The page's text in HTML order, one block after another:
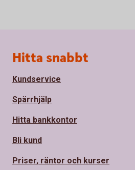
Sidfot
Hitta snabbt
Kundservice
Spärrhjälp
Hitta bankkontor
Bli kund
Priser, räntor och kurser